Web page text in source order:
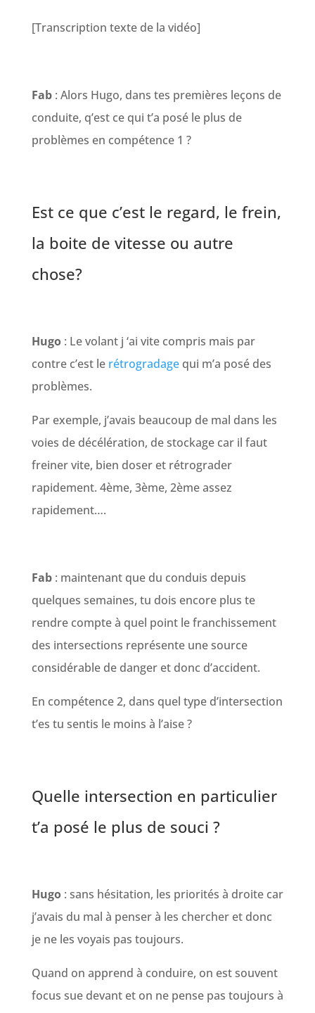
[Transcription texte de la vidéo]
Fab: Alors Hugo, dans tes premières leçons de
conduite, q’est ce qui t’a posé le plus de
problèmes en compétence 1 ?
Est ce que c’est le regard, le frein,
la boite de vitesse ou autre
chose?
Hugo: Le volant j ‘ai vite compris mais par
contre c’est le rétrogradagequi m’a posé des
problèmes.
Par exemple, j’avais beaucoup de mal dans les
voies de décélération, de stockage car il faut
freiner vite, bien doser et rétrograder
rapidement. 4ème, 3ème, 2ème assez
rapidement….
Fab: maintenant que du conduis depuis
quelques semaines, tu dois encore plus te
rendre compte à quel point le franchissement
des intersections représente une source
considérable de danger et donc d’accident.
En compétence 2, dans quel type d’intersection
t’es tu sentis le moins à l’aise ?
Quelle intersection en particulier
t’a posé le plus de souci ?
Hugo: sans hésitation, les priorités à droite car
j’avais du mal à penser à les chercher et donc
je ne les voyais pas toujours.
Quand on apprend à conduire, on est souvent
focus sue devant et on ne pense pas toujours à